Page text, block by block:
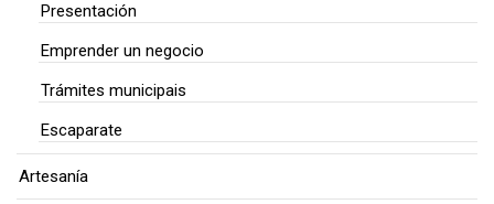
Presentación
Emprender un negocio
Trámites municipais
Escaparate
Artesanía